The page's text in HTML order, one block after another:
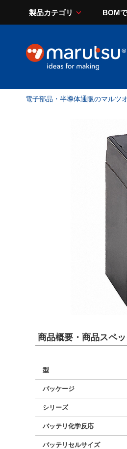
製品カテゴリ BOM
電子部品・半導体通販のマルツ
商品概要・商品スペッ
型
パッケージ
シリーズ
バッテリ化学反応
バッテリセルサイズ